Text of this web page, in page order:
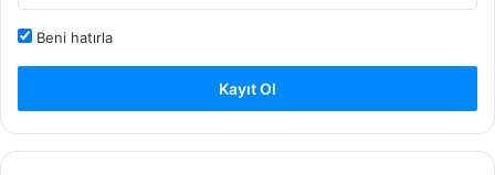
Beni hatırla
Kayıt Ol